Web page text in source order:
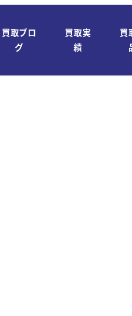
買取ブロ
グ
買取実
績
買